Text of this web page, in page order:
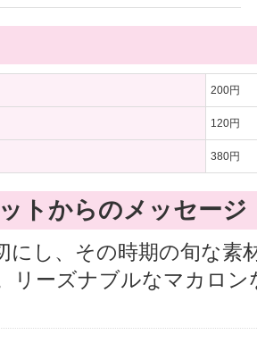
200円
120円
380円
トからのメッセージ
にし、その時期の旬な素
リーズナブルなマカロ